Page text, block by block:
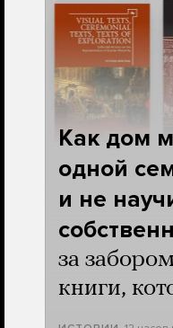
Как дом
одной
и не
за
книги,